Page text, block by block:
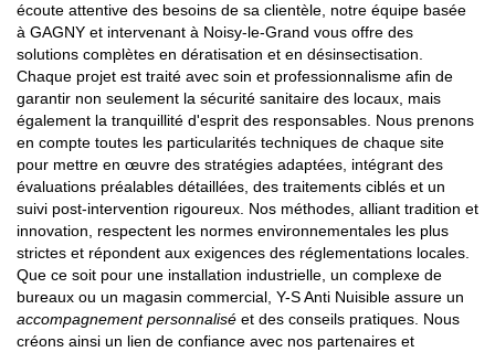
écoute attentive des besoins de sa clientèle, notre équipe basée
à GAGNY et intervenant à Noisy-le-Grand vous offre des
solutions complètes en dératisation et en désinsectisation.
Chaque projet est traité avec soin et professionnalisme afin de
garantir non seulement la sécurité sanitaire des locaux, mais
également la tranquillité d'esprit des responsables. Nous prenons
en compte toutes les particularités techniques de chaque site
pour mettre en œuvre des stratégies adaptées, intégrant des
évaluations préalables détaillées, des traitements ciblés et un
suivi post-intervention rigoureux. Nos méthodes, alliant tradition et
innovation, respectent les normes environnementales les plus
strictes et répondent aux exigences des réglementations locales.
Que ce soit pour une installation industrielle, un complexe de
bureaux ou un magasin commercial, Y-S Anti Nuisible assure un
accompagnement personnalisé et des conseils pratiques. Nous
créons ainsi un lien de confiance avec nos partenaires et